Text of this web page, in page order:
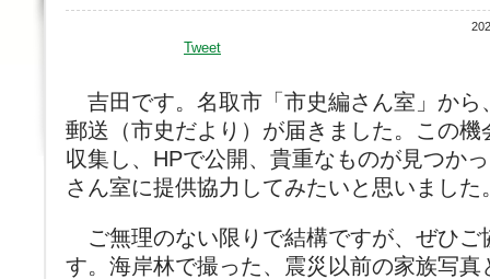
Tweet
吉田です。名取市「市史編さん室」から
郵送（市史だより）が届きました。この
収集し、HPで公開、貴重なものが見つか
さん室に提供協力してみたいと思いました
ご無理のない限りで結構ですが、ぜひご
す。海岸林で撮った、震災以前の家族写